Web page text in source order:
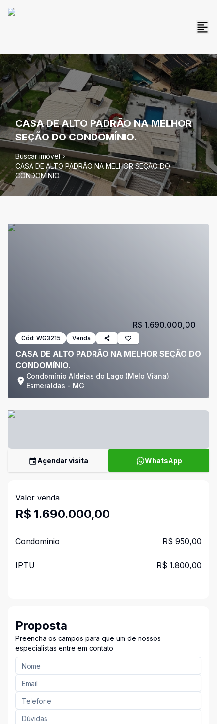
CASA DE ALTO PADRÃO NA MELHOR
SEÇÃO DO CONDOMÍNIO.
Buscar imóvel
CASA DE ALTO PADRÃO NA MELHOR SEÇÃO DO
CONDOMÍNIO.
Cód: WG3215 Venda
CASA DE ALTO PADRÃO NA MELHOR SEÇÃO DO
CONDOMÍNIO.
Condomínio Aldeias do Lago (Melo Viana),
Esmeraldas - MG
R$ 1.690.000,00
Agendar visita WhatsApp
Valor venda
R$ 1.690.000,00
Condomínio R$ 950,00
IPTU R$ 1.800,00
Proposta
Preencha os campos para que um de nossos
especialistas entre em contato